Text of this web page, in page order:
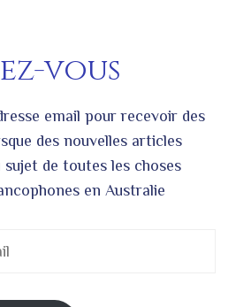
vous
email pour recevoir des
des nouvelles articles
sujet de toutes les choses
en Australie